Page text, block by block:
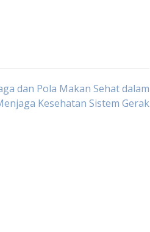
dan Pola Makan Sehat dalam
Kesehatan Sistem Gerak